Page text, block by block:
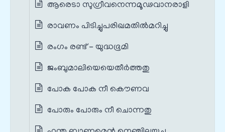
ആരെടാ സുഗ്രീവനെന്നമൂഢവാനരാളി
രാവണം പിടിച്ചുപരിഖമതില്‍മറിച്ചു
രംഗം രണ്ട് - യുദ്ധഭൂമി
ജംബുമാലിയെയെതീര്‍ത്തതു
പോക പോക നീ കൌണവ
പോരും പോരും നീ ചൊന്നതു